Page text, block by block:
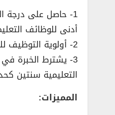
1- حاصل على درجة
أدنى للوظائف
2- أولوية التوظيف للسعوديين.
3- يشترط الخبرة
التعليمية سنتين
المميزات: